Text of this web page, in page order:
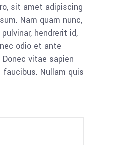
sit amet adipiscing
Nam quam nunc,
hendrerit id,
odio et ante
vitae sapien
Nullam quis